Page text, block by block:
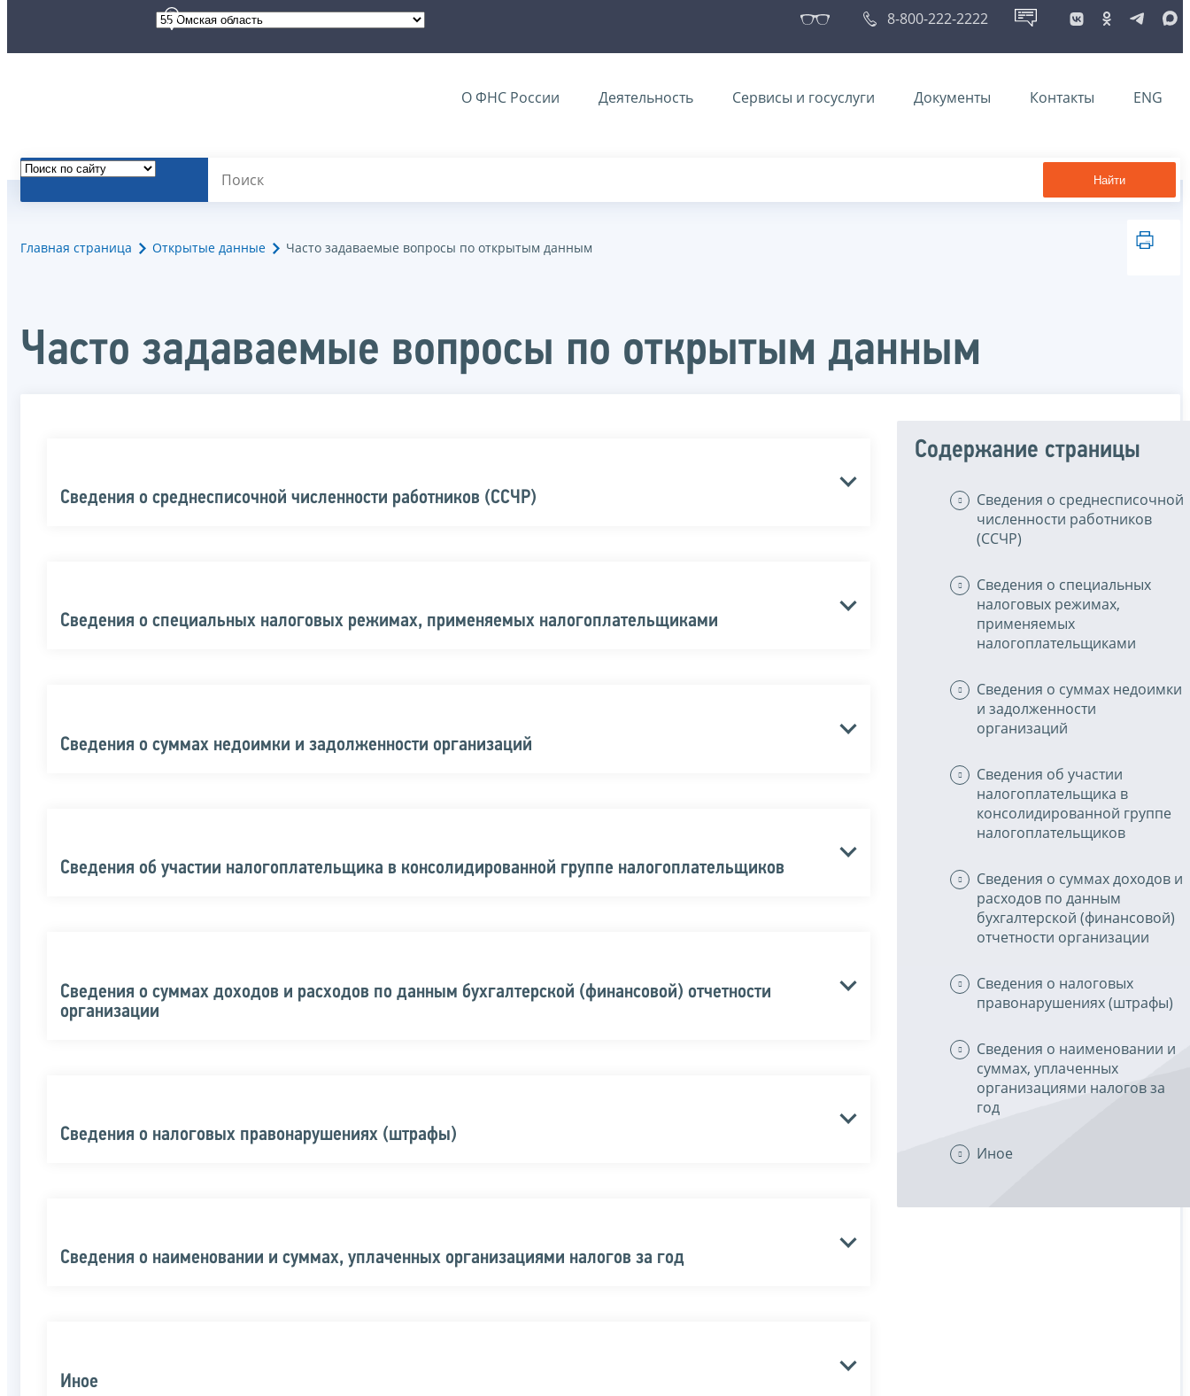
8-800-222-2222
О ФНС России Деятельность Сервисы и госуслуги Документы Контакты ENG
Найти
Главная страница Открытые данные Часто задаваемые вопросы по открытым данным
Часто задаваемые вопросы по открытым данным
Сведения о среднесписочной численности работников (ССЧР)
Сведения о специальных налоговых режимах, применяемых налогоплательщиками
Сведения о суммах недоимки и задолженности организаций
Сведения об участии налогоплательщика в консолидированной группе налогоплательщиков
Сведения о суммах доходов и расходов по данным бухгалтерской (финансовой) отчетности
организации
Сведения о налоговых правонарушениях (штрафы)
Сведения о наименовании и суммах, уплаченных организациями налогов за год
Иное
Содержание страницы
Сведения о среднесписочной
численности работников
(ССЧР)
Сведения о специальных
налоговых режимах,
применяемых
налогоплательщиками
Сведения о суммах недоимки
и задолженности
организаций
Сведения об участии
налогоплательщика в
консолидированной группе
налогоплательщиков
Сведения о суммах доходов и
расходов по данным
бухгалтерской (финансовой)
отчетности организации
Сведения о налоговых
правонарушениях (штрафы)
Сведения о наименовании и
суммах, уплаченных
организациями налогов за
год
Иное